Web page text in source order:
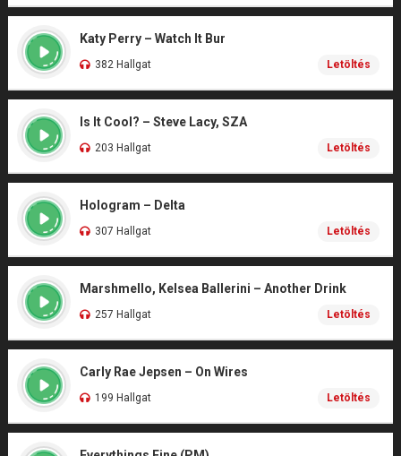
Katy Perry – Watch It Bur
382 Hallgat Letöltés
Is It Cool? – Steve Lacy, SZA
203 Hallgat Letöltés
Hologram – Delta
307 Hallgat Letöltés
Marshmello, Kelsea Ballerini – Another Drink
257 Hallgat Letöltés
Carly Rae Jepsen – On Wires
199 Hallgat Letöltés